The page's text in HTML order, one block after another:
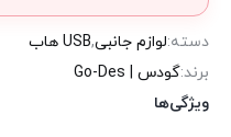
دسته:لوازم جانبی,USB هاب
برند:گودس | Go-Des
ویژگی‌ها